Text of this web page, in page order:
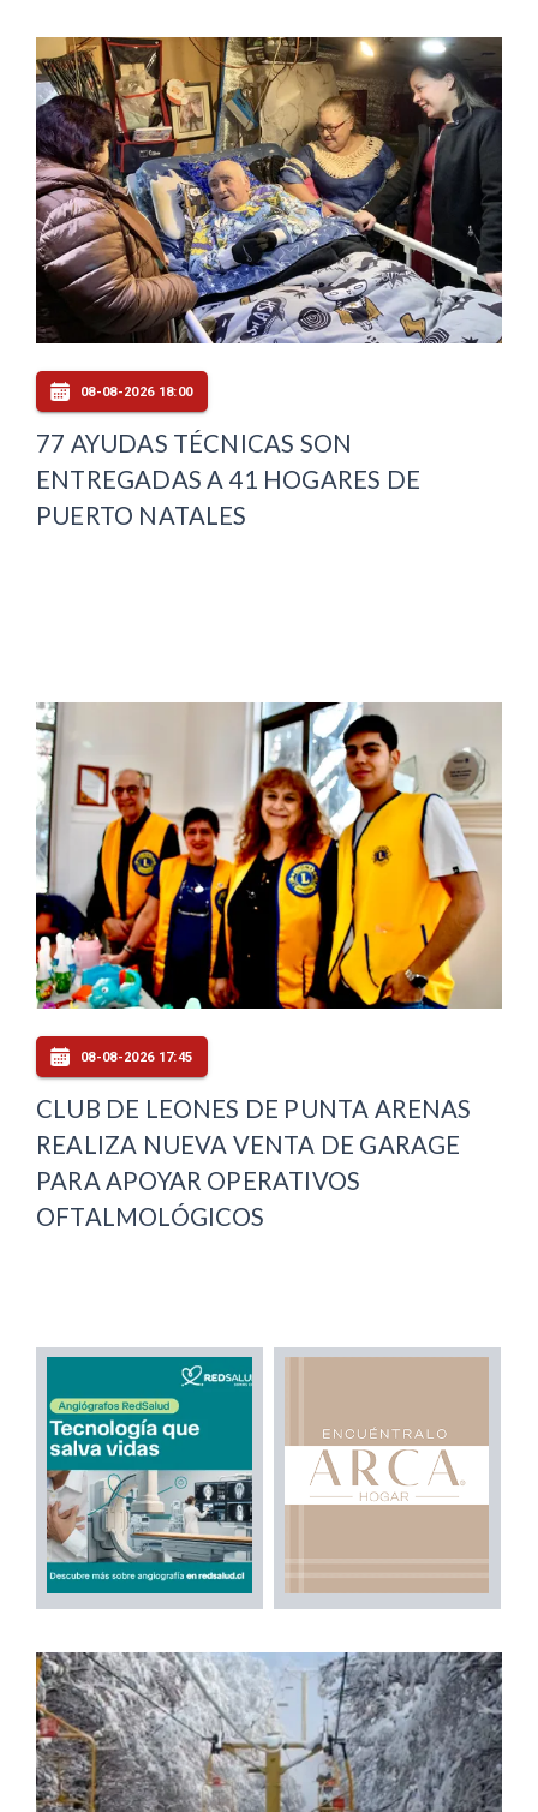
08-08-2026 18:00
77 AYUDAS TÉCNICAS SON
ENTREGADAS A 41 HOGARES DE
PUERTO NATALES
08-08-2026 17:45
CLUB DE LEONES DE PUNTA ARENAS
REALIZA NUEVA VENTA DE GARAGE
PARA APOYAR OPERATIVOS
OFTALMOLÓGICOS